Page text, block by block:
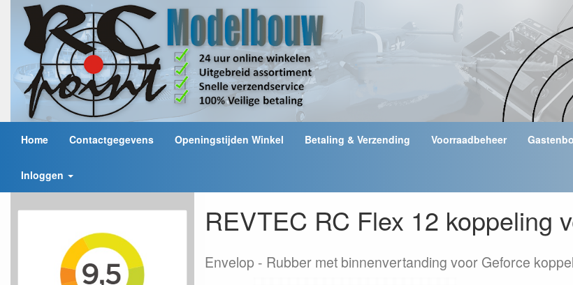
Home Contactgegevens Openingstijden Winkel Betaling & Verzending Voorraadbeheer
Inloggen
REVTEC RC Flex 12 koppeling
Envelop Rubber met binnenvertanding voor Geforce